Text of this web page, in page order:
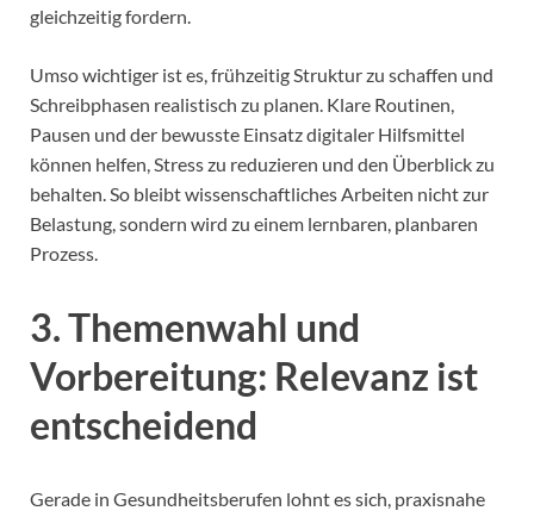
gleichzeitig fordern.
Umso wichtiger ist es, frühzeitig Struktur zu schaffen und
Schreibphasen realistisch zu planen. Klare Routinen,
Pausen und der bewusste Einsatz digitaler Hilfsmittel
können helfen, Stress zu reduzieren und den Überblick zu
behalten. So bleibt wissenschaftliches Arbeiten nicht zur
Belastung, sondern wird zu einem lernbaren, planbaren
Prozess.
3. Themenwahl und
Vorbereitung: Relevanz ist
entscheidend
Gerade in Gesundheitsberufen lohnt es sich, praxisnahe